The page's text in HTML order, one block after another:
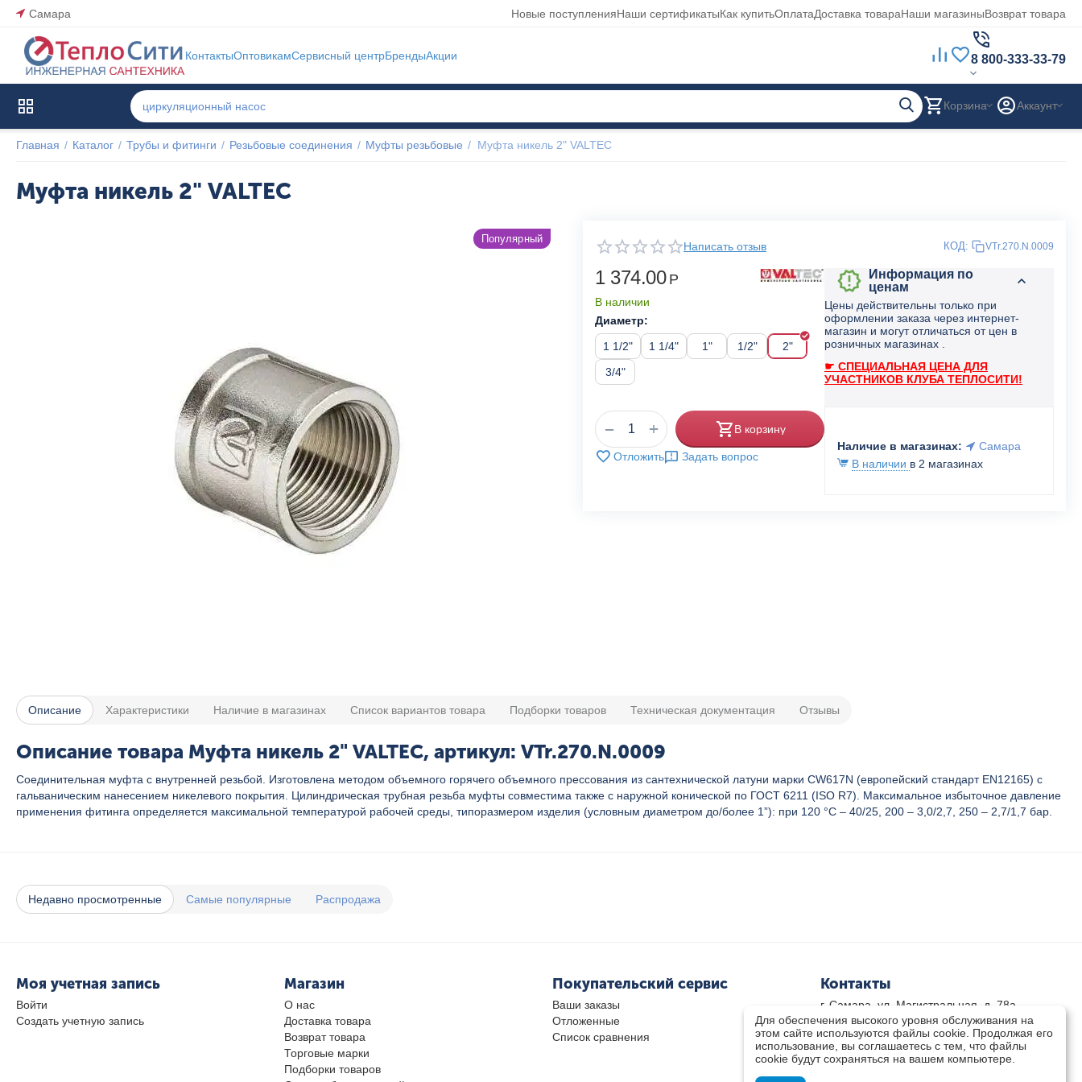
Самара Новые поступленияНаши сертификатыКак купитьОплатаДоставка товараНаши магазиныВозврат товара
КонтактыОптовикамСервисный центрБрендыАкции 8 800-333-33-79
Корзина Аккаунт
Главная / Каталог / Трубы и фитинги / Резьбовые соединения / Муфты резьбовые / Муфта никель 2" VALTEC
Муфта никель 2" VALTEC
Популярный
Написать отзыв КОД: VTr.270.N.0009
1 374.00 Р
В наличии
Диаметр:
1 1/2"
1 1/4" 1" 1/2"
2"
3/4"
+
− В корзину
Отложить Задать вопрос
Информация по
ценам
Цены действительны только при
оформлении заказа через интернет-
магазин и могут отличаться от цен в
розничных магазинах .
☛ СПЕЦИАЛЬНАЯ ЦЕНА ДЛЯ
УЧАСТНИКОВ КЛУБА ТЕПЛОСИТИ!
Наличие в магазинах:
Самара
В наличии в 2 магазинах
Описание Характеристики Наличие в магазинах Список вариантов товара Подборки товаров Техническая документация Отзывы
Описание товара Муфта никель 2" VALTEC, артикул: VTr.270.N.0009
Соединительная муфта с внутренней резьбой. Изготовлена методом объемного горячего объемного прессования из сантехнической латуни марки CW617N (европейский стандарт EN12165) с
гальваническим нанесением никелевого покрытия. Цилиндрическая трубная резьба муфты совместима также с наружной конической по ГОСТ 6211 (ISO R7). Максимальное избыточное давление
применения фитинга определяется максимальной температурой рабочей среды, типоразмером изделия (условным диаметром до/более 1”): при 120 °С – 40/25, 200 – 3,0/2,7, 250 – 2,7/1,7 бар.
Недавно просмотренные Самые популярные Распродажа
Моя учетная запись
Войти
Создать учетную запись
Магазин
О нас
Доставка товара
Возврат товара
Торговые марки
Подборки товаров
Покупательский сервис
Ваши заказы
Отложенные
Список сравнения
Контакты
г. Самара, ул. Магистральная, д. 78а
8 800-333-33-79(звонок бесплатный)
8(846)-211-03-15
Пн-Пт 8.30 - 17.30 Сб 9.00 - 16.00
zakaz@teplocity.com
Для обеспечения высокого уровня обслуживания на
этом сайте используются файлы cookie. Продолжая его
использование, вы соглашаетесь с тем, что файлы
cookie будут сохраняться на вашем компьютере.